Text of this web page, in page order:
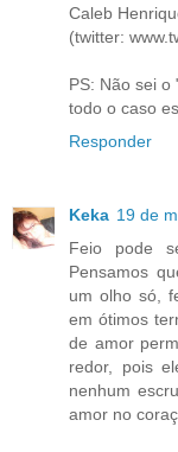
Caleb
(twitter:
PS: Não sei
todo o caso
Responder
Keka 19 de
Feio pode
Pensamos
um olho só,
em ótimos
de amor
redor, pois
nenhum
amor no